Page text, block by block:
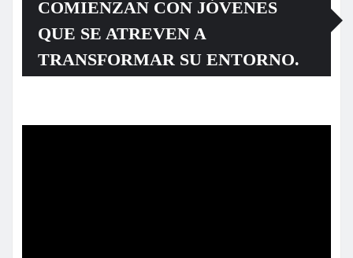
COMIENZAN CON JÓVENES
QUE SE ATREVEN A
TRANSFORMAR SU ENTORNO.